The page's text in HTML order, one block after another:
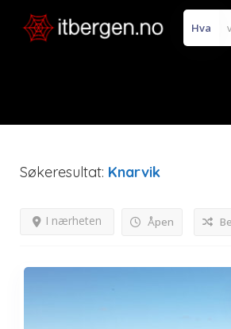
Hva
Søkeresultat: Knarvik
Åpen
I nærheten